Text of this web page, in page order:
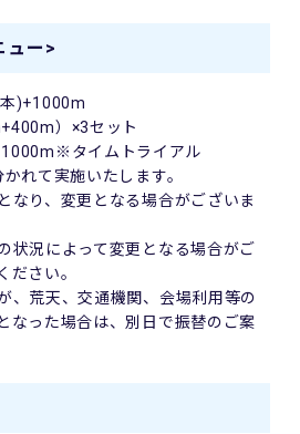
ュー>
)+1000m
）×3セット
タイムトライアル
れて実施いたします。
なり、変更となる場合がございま
状況によって変更となる場合がご
ださい。
、荒天、交通機関、会場利用等の
なった場合は、別日で振替のご案